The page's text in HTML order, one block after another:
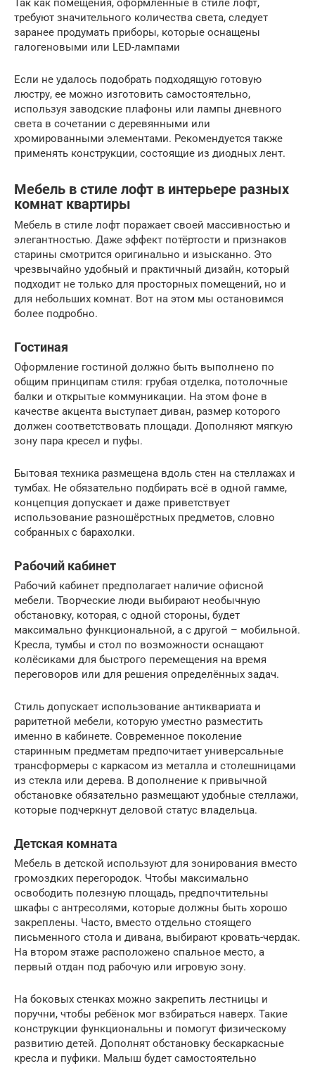
Так как помещения, оформленные в стиле лофт,
требуют значительного количества света, следует
заранее продумать приборы, которые оснащены
галогеновыми или LED-лампами
Если не удалось подобрать подходящую готовую
люстру, ее можно изготовить самостоятельно,
используя заводские плафоны или лампы дневного
света в сочетании с деревянными или
хромированными элементами. Рекомендуется также
применять конструкции, состоящие из диодных лент.
Мебель в стиле лофт в интерьере разных
комнат квартиры
Мебель в стиле лофт поражает своей массивностью и
элегантностью. Даже эффект потёртости и признаков
старины смотрится оригинально и изысканно. Это
чрезвычайно удобный и практичный дизайн, который
подходит не только для просторных помещений, но и
для небольших комнат. Вот на этом мы остановимся
более подробно.
Гостиная
Оформление гостиной должно быть выполнено по
общим принципам стиля: грубая отделка, потолочные
балки и открытые коммуникации. На этом фоне в
качестве акцента выступает диван, размер которого
должен соответствовать площади. Дополняют мягкую
зону пара кресел и пуфы.
Бытовая техника размещена вдоль стен на стеллажах и
тумбах. Не обязательно подбирать всё в одной гамме,
концепция допускает и даже приветствует
использование разношёрстных предметов, словно
собранных с барахолки.
Рабочий кабинет
Рабочий кабинет предполагает наличие офисной
мебели. Творческие люди выбирают необычную
обстановку, которая, с одной стороны, будет
максимально функциональной, а с другой – мобильной.
Кресла, тумбы и стол по возможности оснащают
колёсиками для быстрого перемещения на время
переговоров или для решения определённых задач.
Стиль допускает использование антиквариата и
раритетной мебели, которую уместно разместить
именно в кабинете. Современное поколение
старинным предметам предпочитает универсальные
трансформеры с каркасом из металла и столешницами
из стекла или дерева. В дополнение к привычной
обстановке обязательно размещают удобные стеллажи,
которые подчеркнут деловой статус владельца.
Детская комната
Мебель в детской используют для зонирования вместо
громоздких перегородок. Чтобы максимально
освободить полезную площадь, предпочтительны
шкафы с антресолями, которые должны быть хорошо
закреплены. Часто, вместо отдельно стоящего
письменного стола и дивана, выбирают кровать-чердак.
На втором этаже расположено спальное место, а
первый отдан под рабочую или игровую зону.
На боковых стенках можно закрепить лестницы и
поручни, чтобы ребёнок мог взбираться наверх. Такие
конструкции функциональны и помогут физическому
развитию детей. Дополнят обстановку бескаркасные
кресла и пуфики. Малыш будет самостоятельно